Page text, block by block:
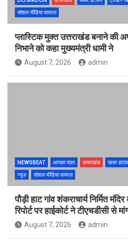
सोशल मीडिया वायरल
प्लास्टिक मुक्त उत्तराखंड बनाने की
निभाने को कहा मुख्यमंत्री धामी ने
August 7, 2026 admin
NEWSBEAT आपका शहर उत्तराखंड खबर
न्यूज़
सोशल मीडिया वायरल
पौड़ी हाट गांव शंकराचार्य निर्मित
रिपोर्ट पर हाईकोर्ट ने टीएचडीसी से
August 7, 2026 admin